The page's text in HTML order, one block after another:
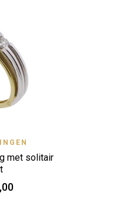
Quick View
met solitair